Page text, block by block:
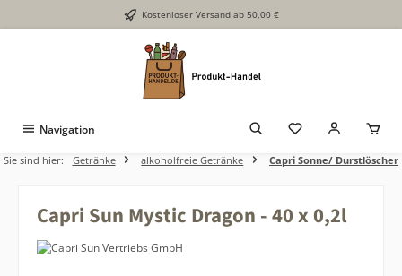
Zum Hauptinhalt springen Kostenloser Versand ab 50,00 €
Navigation
Sie sind hier: Getränke alkoholfreie Getränke Capri Sonne/ Durstlöscher
Capri Sun Mystic Dragon - 40 x 0,2l